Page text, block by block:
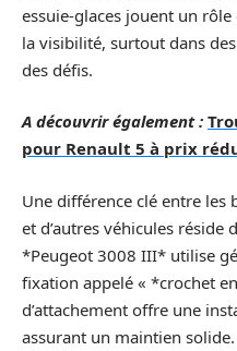
essuie-glaces jouent un
la visibilité, surtout dans
des défis.
A découvrir également :
pour Renault 5 à prix
Une différence clé entre
et d’autres véhicules réside
*Peugeot 3008 III* utilise
fixation appelé « *crochet
d’attachement offre une
assurant un maintien solide.